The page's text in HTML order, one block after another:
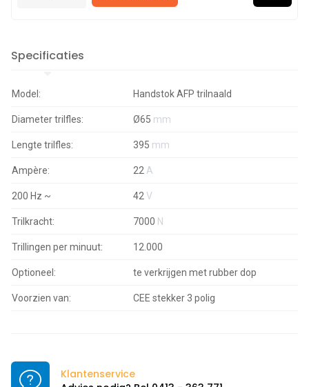
Specificaties
Model: Handstok AFP trilnaald
Diameter trilfles: Ø65 mm
Lengte trilfles: 395 mm
Ampère: 22 A
200 Hz ~ 42 V
Trilkracht: 7000 N
Trillingen per minuut: 12.000
Optioneel: te verkrijgen met rubber dop
Voorzien van: CEE stekker 3 polig
Klantenservice